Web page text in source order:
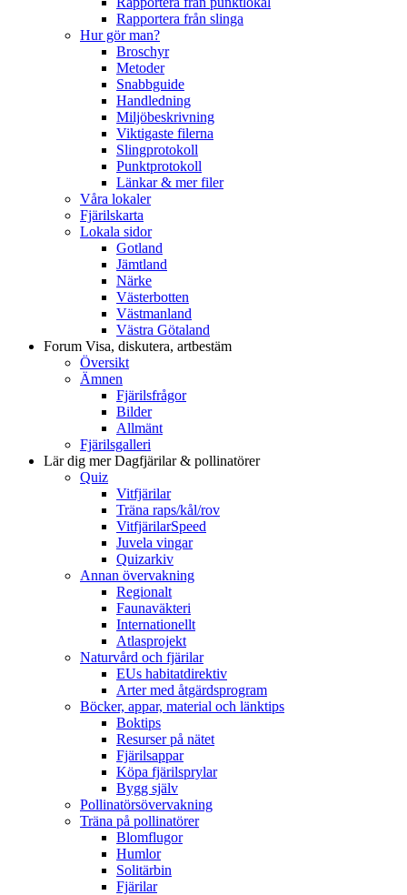
Rapportera från slinga
Hur gör man?
Broschyr
Metoder
Snabbguide
Handledning
Miljöbeskrivning
Viktigaste filerna
Slingprotokoll
Punktprotokoll
Länkar & mer filer
Våra lokaler
Fjärilskarta
Lokala sidor
Gotland
Jämtland
Närke
Västerbotten
Västmanland
Västra Götaland
Forum Visa, diskutera, artbestäm
Översikt
Ämnen
Fjärilsfrågor
Bilder
Allmänt
Fjärilsgalleri
Lär dig merDagfjärilar & pollinatörer
Quiz
Vitfjärilar
Träna raps/kål/rov
VitfjärilarSpeed
Juvela vingar
Quizarkiv
Annan övervakning
Regionalt
Faunaväkteri
Internationellt
Atlasprojekt
Naturvård och fjärilar
EUs habitatdirektiv
Arter med åtgärdsprogram
Böcker, appar, material och länktips
Boktips
Resurser på nätet
Fjärilsappar
Köpa fjärilsprylar
Bygg själv
Pollinatörsövervakning
Träna på pollinatörer
Blomflugor
Humlor
Solitärbin
Fjärilar